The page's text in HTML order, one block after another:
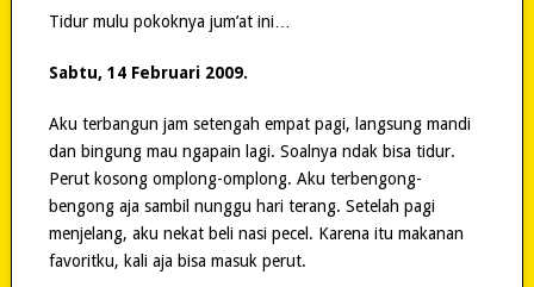
Tidur mulu pokoknya jum’at ini…
Sabtu, 14 Februari 2009.
Aku terbangun jam setengah empat pagi, langsung mandi
dan bingung mau ngapain lagi. Soalnya ndak bisa tidur.
Perut kosong omplong-omplong. Aku terbengong-
bengong aja sambil nunggu hari terang. Setelah pagi
menjelang, aku nekat beli nasi pecel. Karena itu makanan
favoritku, kali aja bisa masuk perut.